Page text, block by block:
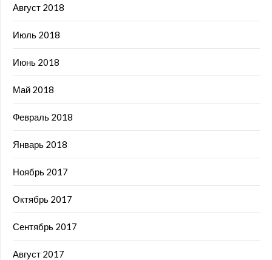
Август 2018
Июль 2018
Июнь 2018
Май 2018
Февраль 2018
Январь 2018
Ноябрь 2017
Октябрь 2017
Сентябрь 2017
Август 2017